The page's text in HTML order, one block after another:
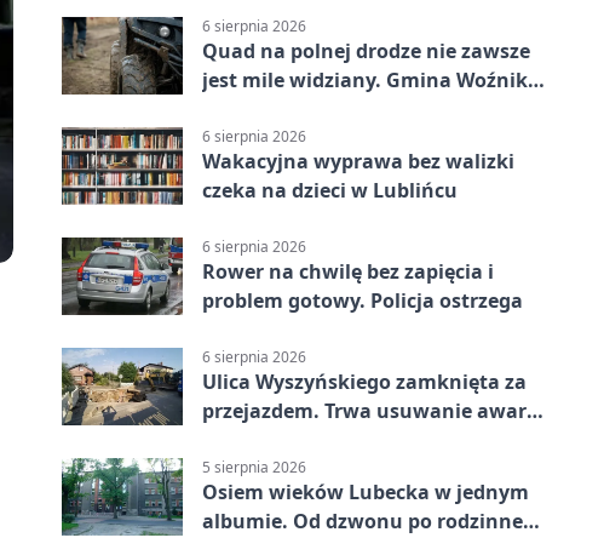
6 sierpnia 2026
Quad na polnej drodze nie zawsze
jest mile widziany. Gmina Woźniki
6 sierpnia 2026
Wakacyjna wyprawa bez walizki
czeka na dzieci w Lublińcu
6 sierpnia 2026
Rower na chwilę bez zapięcia i
problem gotowy. Policja ostrzega
6 sierpnia 2026
Ulica Wyszyńskiego zamknięta za
przejazdem. Trwa usuwanie awarii
5 sierpnia 2026
Osiem wieków Lubecka w jednym
albumie. Od dzwonu po rodzinne